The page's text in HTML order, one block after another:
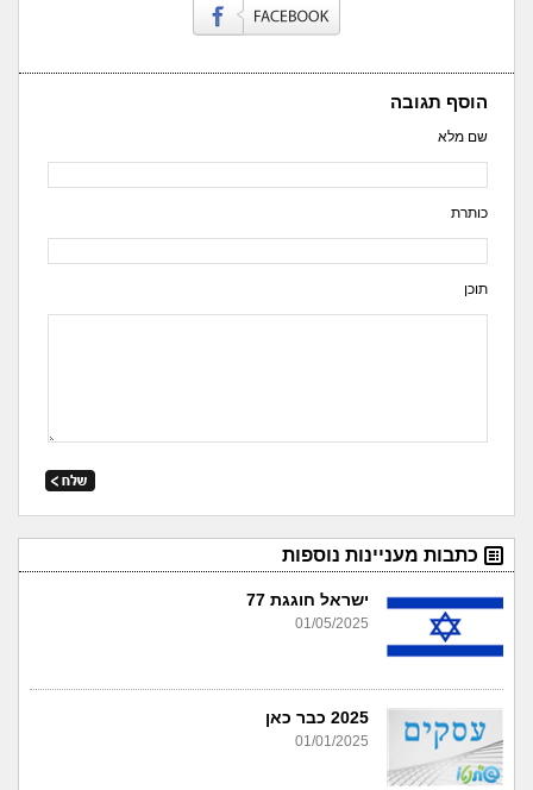
הוסף תגובה
שם מלא
כותרת
תוכן
כתבות מעניינות נוספות
ישראל חוגגת 77
01/05/2025
2025 כבר כאן
01/01/2025